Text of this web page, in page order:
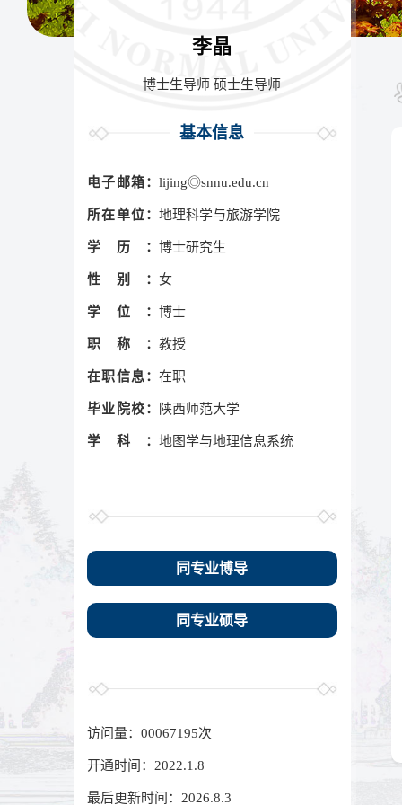
李晶
博士生导师 硕士生导师
基本信息
电子邮箱： lijing◎snnu.edu.cn
所在单位： 地理科学与旅游学院
学历： 博士研究生
性别： 女
学位： 博士
职称： 教授
在职信息： 在职
毕业院校： 陕西师范大学
学科： 地图学与地理信息系统
同专业博导
同专业硕导
访问量： 00067195次
开通时间： 2022.1 .8
最后更新时间： 2026.8.3